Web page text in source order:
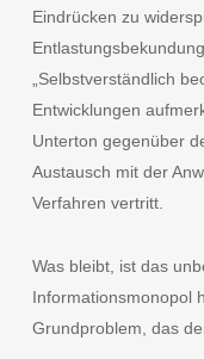
Eindrücken zu
„Selbstverständlich
Entwicklungen
Unterton gegenüber
Austausch mit der
Verfahren vertritt.
Was bleibt, ist das
Informationsmonopol
Grundproblem, das